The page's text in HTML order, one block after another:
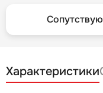
Характеристики